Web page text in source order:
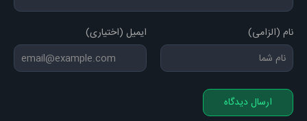
نام (الزامی) ایمیل (اختیاری)
ارسال دیدگاه